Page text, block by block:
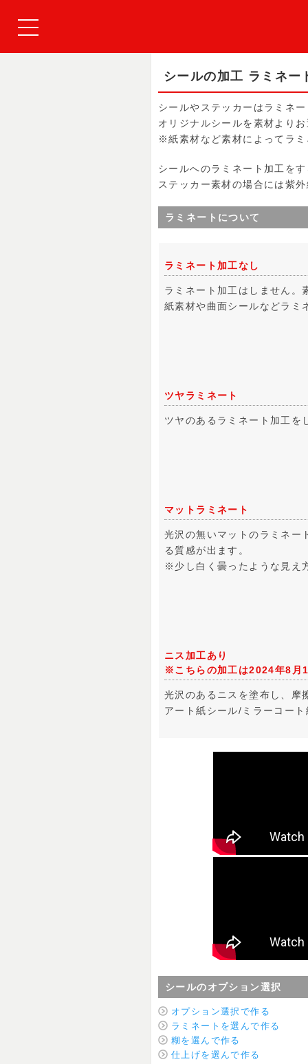
シールの加工 ラミネー
シールやステッカーはラミネ
オリジナルシールを素材より
※紙素材など素材によってラ
シールへのラミネート加工を
ステッカー素材の場合には紫
ラミネートについて
ラミネート加工なし
ラミネート加工はしません。
紙素材や曲面シールなどラミ
ツヤラミネート
ツヤのあるラミネート加工を
マットラミネート
光沢の無いマットのラミネー
る質感が出ます。
※少し白く曇ったような見え
ニス加工あり
※こちらの加工は2024年8月
光沢のあるニスを塗布し、摩
アート紙シール/ミラーコー
シールのオプション選択
オプション選択で作る
ラミネートを選んで作る
糊を選んで作る
仕上げを選んで作る